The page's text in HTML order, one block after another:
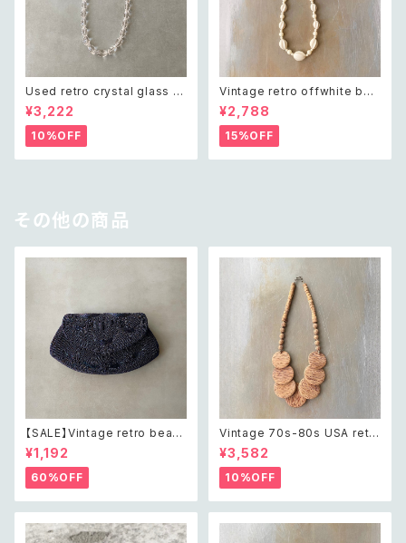
Used retro crystal glass b
eads necklace レトロ ユーズ
ド アクセサリー クリスタル ガラ
ス ビーズ ネックレス
¥3,222
10%OFF
Vintage retro offwhite bea
ds necklace レトロ ヴィンテ
ージ アクセサリー オフホワイト
ビーズ ネックレス
¥2,788
15%OFF
その他の商品
【SALE】Vintage retro bead
s embroidery navy blue po
uch レトロ ヴィンテージ ホワイ
ト ビーズ刺繍 ネイビー 紺色 ポ
ーチ
¥1,192
60%OFF
Vintage 70s-80s USA retr
o circle wood beads neckl
ace レトロ アメリカ ヴィンテー
ジ アクセサリー サークル ウッド
ビーズ ネックレス
¥3,582
10%OFF